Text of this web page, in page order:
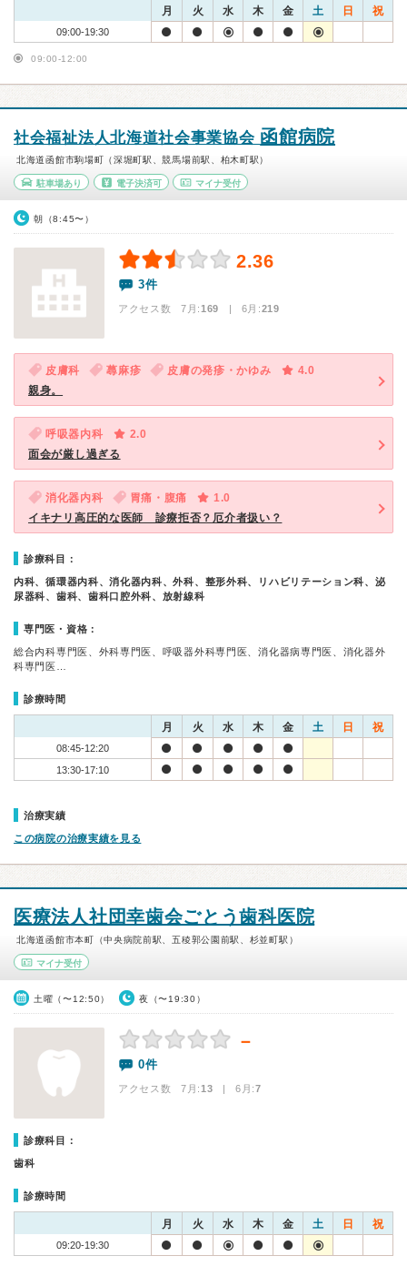
月 火 水 木 金 土 日 祝
09:00-19:30
09:00-12:00
社会福祉法人北海道社会事業協会 函館病院
北海道函館市駒場町（深堀町駅、競馬場前駅、柏木町駅）
駐車場あり 電子決済可 マイナ受付
朝（8:45〜）
2.36
3件
アクセス数 7月:169 | 6月:219
皮膚科 蕁麻疹 皮膚の発疹・かゆみ
4.0
親身。
呼吸器内科
2.0
面会が厳し過ぎる
消化器内科 胃痛・腹痛
1.0
イキナリ高圧的な医師 診療拒否？厄介者扱い？
診療科目：
内科、循環器内科、消化器内科、外科、整形外科、リハビリテーション科、泌
尿器科、歯科、歯科口腔外科、放射線科
専門医・資格：
総合内科専門医、外科専門医、呼吸器外科専門医、消化器病専門医、消化器外
科専門医…
診療時間
月 火 水 木 金 土 日 祝
08:45-12:20
13:30-17:10
治療実績
この病院の治療実績を見る
医療法人社団幸歯会ごとう歯科医院
北海道函館市本町（中央病院前駅、五稜郭公園前駅、杉並町駅）
マイナ受付
土曜（〜12:50） 夜（〜19:30）
－
0件
アクセス数 7月:13 | 6月:7
診療科目：
歯科
診療時間
月 火 水 木 金 土 日 祝
09:20-19:30